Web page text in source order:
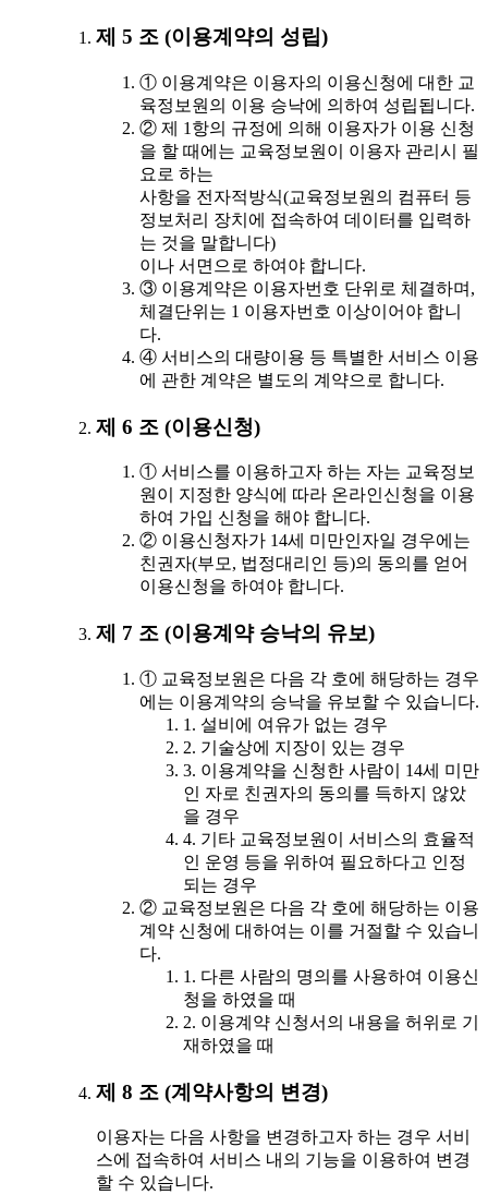
제 5 조 (이용계약의 성립)
① 이용계약은 이용자의 이용신청에 대한 교
육정보원의 이용 승낙에 의하여 성립됩니다.
② 제 1항의 규정에 의해 이용자가 이용 신청
을 할 때에는 교육정보원이 이용자 관리시 필
요로 하는
사항을 전자적방식(교육정보원의 컴퓨터 등
정보처리 장치에 접속하여 데이터를 입력하
는 것을 말합니다)
이나 서면으로 하여야 합니다.
③ 이용계약은 이용자번호 단위로 체결하며,
체결단위는 1 이용자번호 이상이어야 합니
다.
④ 서비스의 대량이용 등 특별한 서비스 이용
에 관한 계약은 별도의 계약으로 합니다.
제 6 조 (이용신청)
① 서비스를 이용하고자 하는 자는 교육정보
원이 지정한 양식에 따라 온라인신청을 이용
하여 가입 신청을 해야 합니다.
② 이용신청자가 14세 미만인자일 경우에는
친권자(부모, 법정대리인 등)의 동의를 얻어
이용신청을 하여야 합니다.
제 7 조 (이용계약 승낙의 유보)
① 교육정보원은 다음 각 호에 해당하는 경우
에는 이용계약의 승낙을 유보할 수 있습니다.
1. 설비에 여유가 없는 경우
2. 기술상에 지장이 있는 경우
3. 이용계약을 신청한 사람이 14세 미만
인 자로 친권자의 동의를 득하지 않았
을 경우
4. 기타 교육정보원이 서비스의 효율적
인 운영 등을 위하여 필요하다고 인정
되는 경우
② 교육정보원은 다음 각 호에 해당하는 이용
계약 신청에 대하여는 이를 거절할 수 있습니
다.
1. 다른 사람의 명의를 사용하여 이용신
청을 하였을 때
2. 이용계약 신청서의 내용을 허위로 기
재하였을 때
제 8 조 (계약사항의 변경)
이용자는 다음 사항을 변경하고자 하는 경우 서비
스에 접속하여 서비스 내의 기능을 이용하여 변경
할 수 있습니다.